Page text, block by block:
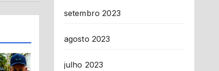
setembro 2023
agosto 2023
julho 2023